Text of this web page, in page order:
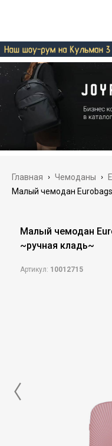
Главная › Чемоданы ›
Малый чемодан
Малый чемодан
~ручная кладь~
Артикул: 10012715